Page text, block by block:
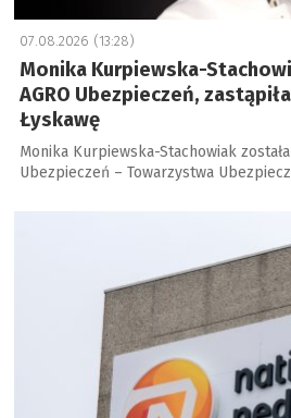
07.08.2026 (13:28)
Monika Kurpiewska-
AGRO Ubezpieczeń,
Łyskawę
Monika Kurpiewska-Stachowiak
Ubezpieczeń – Towarzystwa